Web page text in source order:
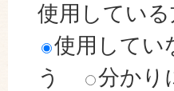
使用している
使用してい
う
分かり